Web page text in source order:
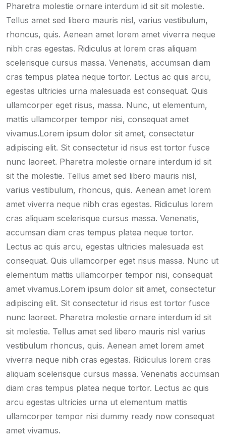
Pharetra molestie ornare interdum id sit sit molestie.
Tellus amet sed libero mauris nisl, varius vestibulum,
rhoncus, quis. Aenean amet lorem amet viverra neque
nibh cras egestas. Ridiculus at lorem cras aliquam
scelerisque cursus massa. Venenatis, accumsan diam
cras tempus platea neque tortor. Lectus ac quis arcu,
egestas ultricies urna malesuada est consequat. Quis
ullamcorper eget risus, massa. Nunc, ut elementum,
mattis ullamcorper tempor nisi, consequat amet
vivamus.Lorem ipsum dolor sit amet, consectetur
adipiscing elit. Sit consectetur id risus est tortor fusce
nunc laoreet. Pharetra molestie ornare interdum id sit
sit the molestie. Tellus amet sed libero mauris nisl,
varius vestibulum, rhoncus, quis. Aenean amet lorem
amet viverra neque nibh cras egestas. Ridiculus lorem
cras aliquam scelerisque cursus massa. Venenatis,
accumsan diam cras tempus platea neque tortor.
Lectus ac quis arcu, egestas ultricies malesuada est
consequat. Quis ullamcorper eget risus massa. Nunc ut
elementum mattis ullamcorper tempor nisi, consequat
amet vivamus.Lorem ipsum dolor sit amet, consectetur
adipiscing elit. Sit consectetur id risus est tortor fusce
nunc laoreet. Pharetra molestie ornare interdum id sit
sit molestie. Tellus amet sed libero mauris nisl varius
vestibulum rhoncus, quis. Aenean amet lorem amet
viverra neque nibh cras egestas. Ridiculus lorem cras
aliquam scelerisque cursus massa. Venenatis accumsan
diam cras tempus platea neque tortor. Lectus ac quis
arcu egestas ultricies urna ut elementum mattis
ullamcorper tempor nisi dummy ready now consequat
amet vivamus.